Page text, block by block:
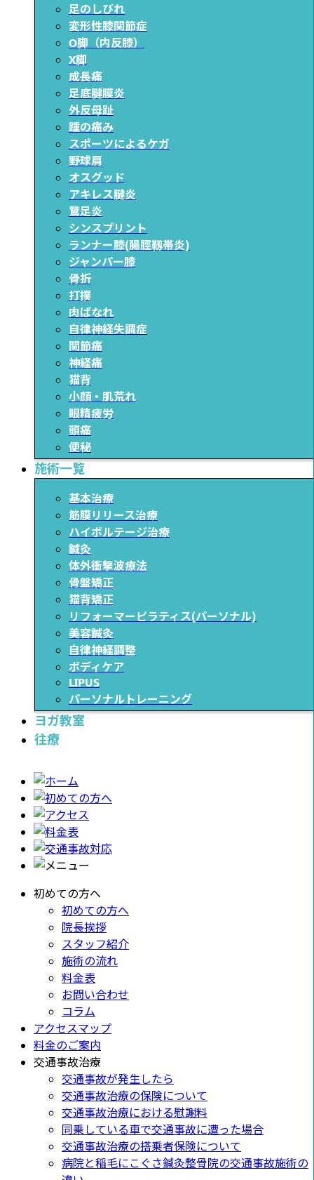
足のしびれ
変形性膝関節症
O脚（内反膝）
X脚
成長痛
足底腱膜炎
外反母趾
踵の痛み
スポーツによるケガ
野球肩
オスグッド
アキレス腱炎
鵞足炎
シンスプリント
ランナー膝(腸脛靱帯炎)
ジャンパー膝
骨折
打撲
肉ばなれ
自律神経失調症
関節痛
神経痛
猫背
小顔・肌荒れ
眼精疲労
頭痛
便秘
施術一覧
基本治療
筋膜リリース治療
ハイボルテージ治療
鍼灸
体外衝撃波療法
骨盤矯正
猫背矯正
リフォーマーピラティス(パーソナル)
美容鍼灸
自律神経調整
ボディケア
LIPUS
パーソナルトレーニング
ヨガ教室
往療
初めての方へ
初めての方へ
院長挨拶
スタッフ紹介
施術の流れ
料金表
お問い合わせ
コラム
アクセスマップ
料金のご案内
交通事故治療
交通事故が発生したら
交通事故治療の保険について
交通事故治療における慰謝料
同乗している車で交通事故に遭った場合
交通事故治療の搭乗者保険について
病院と稲毛にこぐさ鍼灸整骨院の交通事故施術の